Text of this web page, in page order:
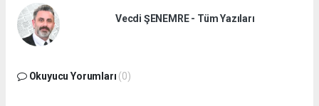
Vecdi ŞENEMRE - Tüm Yazıları
Okuyucu Yorumları (0)